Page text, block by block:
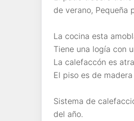
de verano, Pequeña
La cocina esta
Tiene una logía con
La calefaccón es
El piso es de
Sistema de
del año.